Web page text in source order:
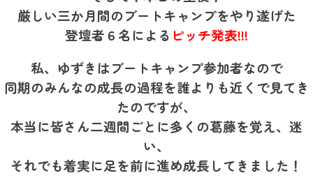
厳しい三か月間のブートキャンプをやり遂げた
登壇者６名による ピッチ発表!!!
私、ゆずきはブートキャンプ参加者なので
同期のみんなの成長の過程を誰よりも近くで見てき
たのですが、
本当に皆さん二週間ごとに多くの葛藤を覚え、迷
い、
それでも着実に足を前に進め成長してきました！